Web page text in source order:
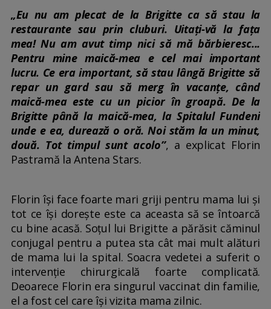
„Eu nu am plecat de la Brigitte ca să stau la
restaurante sau prin cluburi. Uitați-vă la fața
mea! Nu am avut timp nici să mă bărbieresc...
Pentru mine maică-mea e cel mai important
lucru. Ce era important, să stau lângă Brigitte să
repar un gard sau să merg în vacanțe, când
maică-mea este cu un picior în groapă. De la
Brigitte până la maică-mea, la Spitalul Fundeni
unde e ea, durează o oră. Noi stăm la un minut,
două. Tot timpul sunt acolo”, a explicat Florin
Pastramă la Antena Stars.
Florin își face foarte mari griji pentru mama lui și
tot ce își dorește este ca aceasta să se întoarcă
cu bine acasă. Soțul lui Brigitte a părăsit căminul
conjugal pentru a putea sta cât mai mult alături
de mama lui la spital. Soacra vedetei a suferit o
intervenție chirurgicală foarte complicată.
Deoarece Florin era singurul vaccinat din familie,
el a fost cel care își vizita mama zilnic.